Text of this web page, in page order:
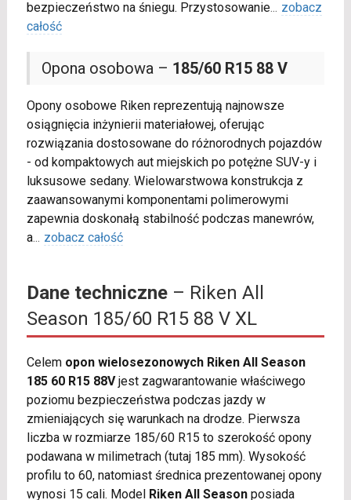
bezpieczeństwo na śniegu. Przystosowanie... zobacz
całość
Opona osobowa – 185/60 R15 88 V
Opony osobowe Riken reprezentują najnowsze
osiągnięcia inżynierii materiałowej, oferując
rozwiązania dostosowane do różnorodnych pojazdów
- od kompaktowych aut miejskich po potężne SUV-y i
luksusowe sedany. Wielowarstwowa konstrukcja z
zaawansowanymi komponentami polimerowymi
zapewnia doskonałą stabilność podczas manewrów,
a... zobacz całość
Dane techniczne– Riken All
Season 185/60 R15 88 V XL
Celem opon wielosezonowych Riken All Season
185 60 R15 88Vjest zagwarantowanie właściwego
poziomu bezpieczeństwa podczas jazdy w
zmieniających się warunkach na drodze. Pierwsza
liczba w rozmiarze 185/60 R15 to szerokość opony
podawana w milimetrach (tutaj 185 mm). Wysokość
profilu to 60, natomiast średnica prezentowanej opony
wynosi 15 cali. Model Riken All Seasonposiada